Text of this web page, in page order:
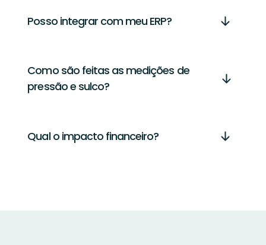
Posso integrar com meu ERP?
Como são feitas as medições de
pressão e sulco?
Qual o impacto financeiro?